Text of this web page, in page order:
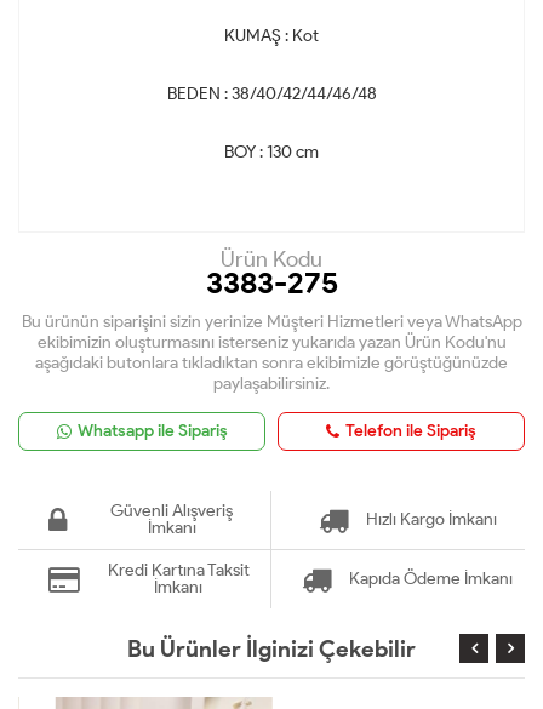
KUMAŞ : Kot
BEDEN : 38/40/42/44/46/48
BOY : 130 cm
Ürün Kodu
3383-275
Bu ürünün siparişini sizin yerinize Müşteri Hizmetleri veya WhatsApp
ekibimizin oluşturmasını isterseniz yukarıda yazan Ürün Kodu'nu
aşağıdaki butonlara tıkladıktan sonra ekibimizle görüştüğünüzde
paylaşabilirsiniz.
Whatsapp ile Sipariş Telefon ile Sipariş
Güvenli Alışveriş
İmkanı
Hızlı Kargo İmkanı
Kredi Kartına Taksit
İmkanı
Kapıda Ödeme İmkanı
Bu Ürünler İlginizi Çekebilir